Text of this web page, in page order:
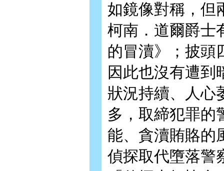
如鏡像對稱，但
柯南．道爾爵士
的冒瀆》；披頭
因此也沒有遭到
狀況持續、人心
多，取締犯罪的
能、貪瀆賄賂的
偵探取代墮落警